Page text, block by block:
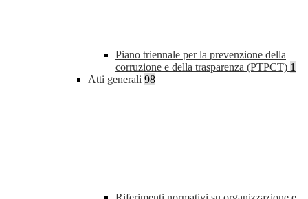
Piano triennale per la prevenzione della
corruzione e della trasparenza (PTPCT) 1
Atti generali 98